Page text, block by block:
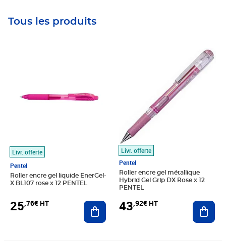
Tous les produits
Livr. offerte
Pentel
Roller encre gel liquide EnerGel-
X BL107 rose x 12 PENTEL
25,76€ HT Ajouter au panier
Livr. offerte
Pentel
Roller encre gel métallique
Hybrid Gel Grip DX Rose x 12
PENTEL
43,92€ HT